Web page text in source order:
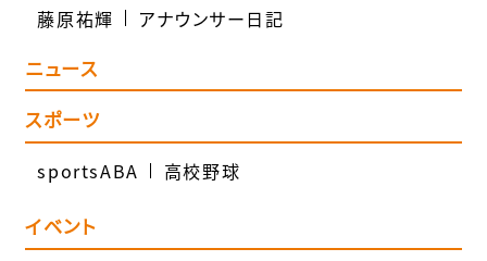
藤原祐輝
アナウンサー日記
ニュース
スポーツ
sportsABA 高校野球
イベント